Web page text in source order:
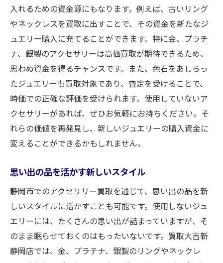
入れるための資金源にもなります。例えば、古いリング
やネックレスを買取に出すことで、その資金を新たなジ
ュエリー購入に充てることができます。特に金、プラチ
ナ、銀製のアクセサリーは高価買取が期待できるため、
思わぬ資金を得るチャンスです。また、色石をあしらっ
たジュエリーも買取対象であり、査定を受けることで、
時価での正確な評価を受けられます。使用していないア
クセサリーがあれば、ぜひお気軽にお持ちください。そ
れらの価値を再発見し、新しいジュエリーの購入資金に
変えることができるかもしれません。
思い出の品を活かす新しいスタイル
静岡市でのアクセサリー買取を通じて、思い出の品を新
しいスタイルに活かすことも可能です。使用しないジュ
エリーには、たくさんの思い出が詰まっていますが、そ
のまま眠らせておくのはもったいないです。買取大吉新
静岡店では、金、プラチナ、銀製のリングやネックレ